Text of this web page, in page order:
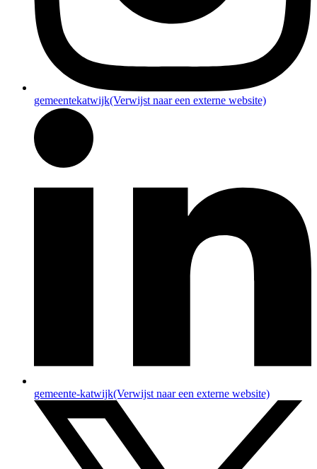
gemeentekatwijk(Verwijst naar een externe website)
gemeente-katwijk(Verwijst naar een externe website)